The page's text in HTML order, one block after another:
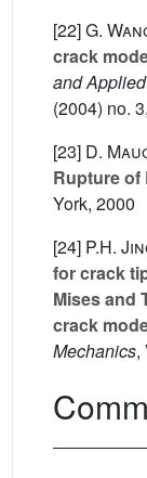
[22]G.
crack
and
(2004) no.
[23] D.
Rupture of
York, 2000
[24] P.H.
for crack
Mises and
crack
Mechanics,